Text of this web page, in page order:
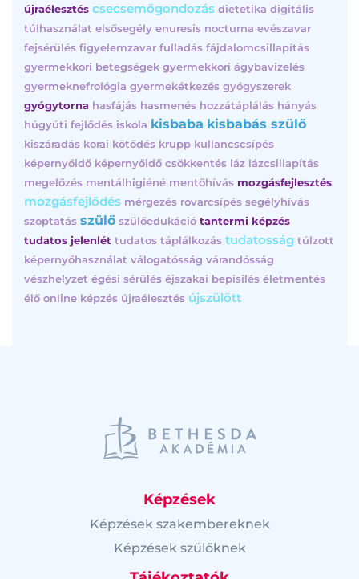
újraélesztés csecsemőgondozás dietetika digitális
túlhasználat elsősegély enuresis nocturna evészavar
fejsérülés figyelemzavar fulladás fájdalomcsillapítás
gyermekkori betegségek gyermekkori ágybavizelés
gyermeknefrológia gyermekétkezés gyógyszerek
gyógytorna hasfájás hasmenés hozzátáplálás hányás
húgyúti fejlődés iskola kisbaba kisbabás szülő
kiszáradás korai kötődés krupp kullancscsípés
képernyőidő képernyőidő csökkentés láz lázcsillapítás
megelőzés mentálhigiéné mentőhívás mozgásfejlesztés
mozgásfejlődés mérgezés rovarcsípés segélyhívás
szoptatás szülő szülőedukáció tantermi képzés
tudatos jelenlét tudatos táplálkozás tudatosság túlzott
képernyőhasználat válogatósság várandósság
vészhelyzet égési sérülés éjszakai bepisilés életmentés
élő online képzés újraélesztés újszülött
Képzések
Képzések szakembereknek
Képzések szülőknek